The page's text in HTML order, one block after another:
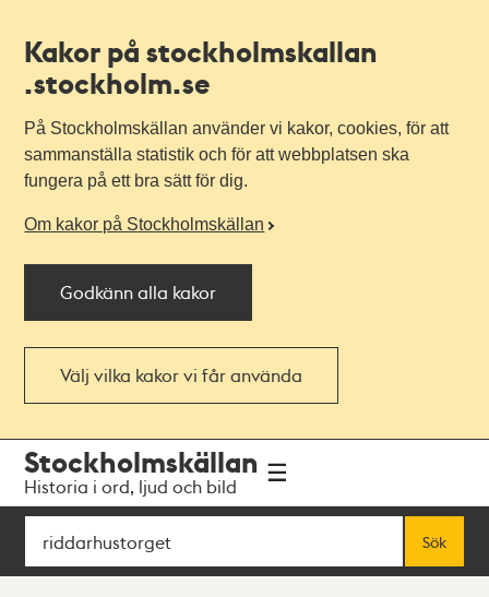
Kakor på stockholmskallan
.stockholm.se
På Stockholmskällan använder vi kakor, cookies, för att
sammanställa statistik och för att webbplatsen ska
fungera på ett bra sätt för dig.
Om kakor på Stockholmskällan
Godkänn alla kakor
Välj vilka kakor vi får använda
navigationen
huvudinnehållet
Stockholmskällan
Historia i ord, ljud och bild
Sök
Sök